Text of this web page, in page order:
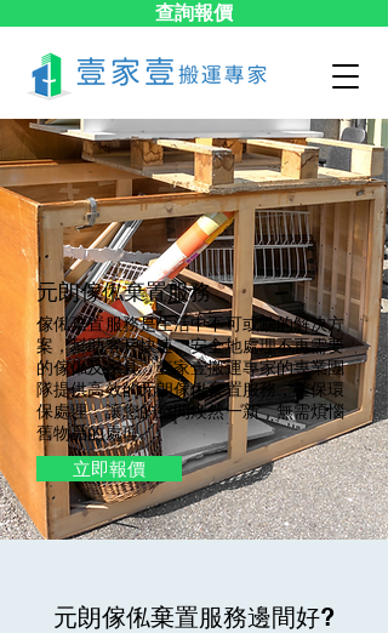
查詢報價
元朗傢俬棄置服務
傢俬棄置服務是生活中不可或缺的解決方
案，幫助客戶快速、安全地處理不再需要
的傢俬及家具。壹家壹搬運專家的專業團
隊提供高效的元朗傢俬棄置服務，確保環
保處理，讓您的空間煥然一新，無需煩惱
舊物品的處理。
立即報價
元朗傢俬棄置服務邊間好?